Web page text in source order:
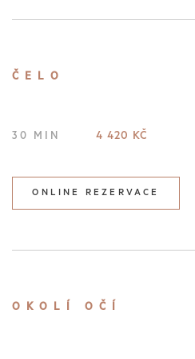
ČELO
30 MIN 4 420 KČ
ONLINE REZERVACE
OKOLÍ OČÍ